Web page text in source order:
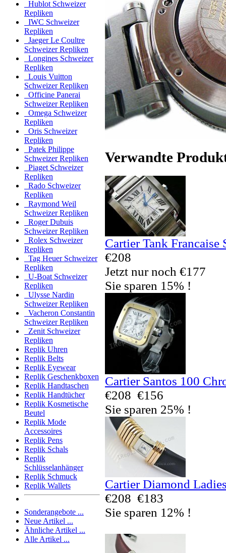
Hublot Schweizer
Repliken
IWC Schweizer
Repliken
Jaeger Le Coultre
Schweizer Repliken
Longines Schweizer
Repliken
Louis Vuitton
Schweizer Repliken
Officine Panerai
Schweizer Repliken
Omega Schweizer
Repliken
Oris Schweizer
Repliken
Patek Philippe
Schweizer Repliken
Piaget Schweizer
Repliken
Rado Schweizer
Repliken
Raymond Weil
Schweizer Repliken
Roger Dubuis
Schweizer Repliken
Rolex Schweizer
Repliken
Tag Heuer Schweizer
Repliken
U-Boat Schweizer
Repliken
Ulysse Nardin
Schweizer Repliken
Vacheron Constantin
Schweizer Repliken
Zenit Schweizer
Repliken
Replik Uhren
Replik Belts
Replik Eyewear
Replik Geschenkboxen
Replik Handtaschen
Replik Handtücher
Replik Kosmetische
Beutel
Replik Mode
Accessoires
Replik Pens
Replik Schals
Replik
Schlüsselanhänger
Replik Schmuck
Replik Wallets
Sonderangebote ...
Neue Artikel ...
Ähnliche Artikel ...
Alle Artikel ...
Verwandte
Cartier Tank
€208
Jetzt nur noch €177
Sie sparen 15% !
Cartier Santos 100
€208 €156
Sie sparen 25% !
Cartier Diamond
€208 €183
Sie sparen 12% !